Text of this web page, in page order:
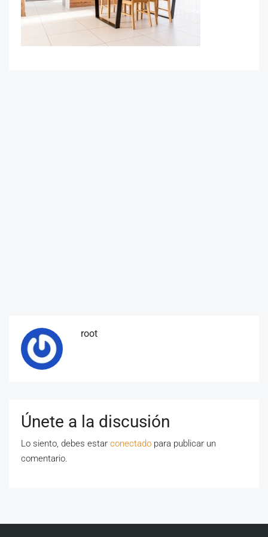
root
Únete a la discusión
Lo siento, debes estar conectado para publicar un
comentario.